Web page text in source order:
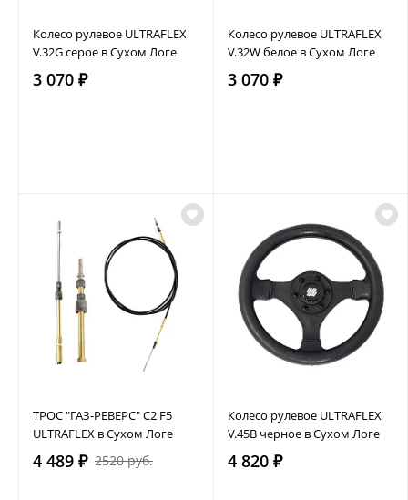
Колесо рулевое ULTRAFLEX
V.32G серое в Сухом Логе
3 070 ₽
Колесо рулевое ULTRAFLEX
V.32W белое в Сухом Логе
3 070 ₽
ТРОС "ГАЗ-РЕВЕРС" C2 F5
ULTRAFLEX в Сухом Логе
4 489 ₽ 2520 руб.
Колесо рулевое ULTRAFLEX
V.45B черное в Сухом Логе
4 820 ₽